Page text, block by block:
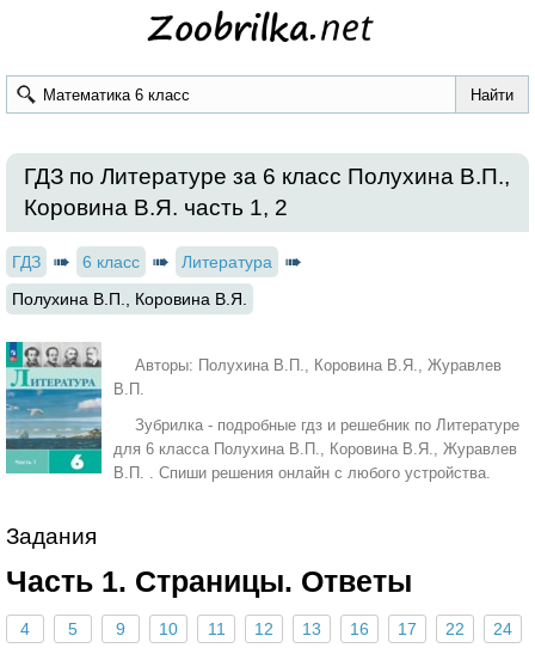
ГДЗ по Литературе за 6 класс Полухина В.П.,
Коровина В.Я. часть 1, 2
ГДЗ 6 класс
Литература
Полухина В.П., Коровина В.Я.
Авторы: Полухина В.П., Коровина В.Я., Журавлев
В.П.
Зубрилка - подробные гдз и решебник по Литературе
для 6 класса Полухина В.П., Коровина В.Я., Журавлев
В.П. . Спиши решения онлайн с любого устройства.
Задания
Часть 1. Страницы. Ответы
4 5 9 10 11 12 13 16 17 22 24